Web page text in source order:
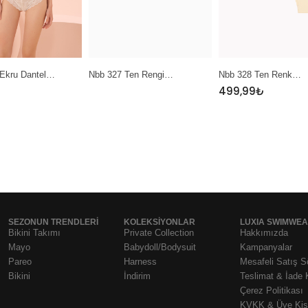
Nbb 327 Ten Rengi… Nbb 328 Ten Renk… Nbb
SEZONUN TRENDLERI
Bikini Takımı
Mayo
Pareo
Bikini
KOLEKSIYONLAR
Private Collection
Babydoll/Bodysuit
Harness
İndirim
LUXIA
Hakkımızda
Kampanyalar
Mesafeli Satış
Teslimat & İade
Çerez Politikası
KVKK & Üye